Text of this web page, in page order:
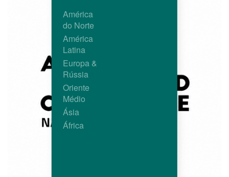
América
do Norte
América
Latina
Europa &
Rússia
Oriente
Médio
Ásia
África